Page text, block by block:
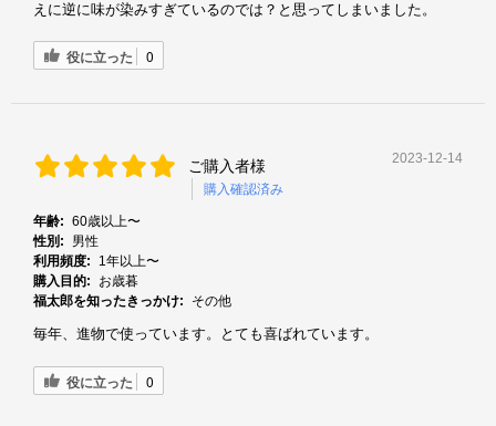
えに逆に味が染みすぎているのでは？と思ってしまいました。
役に立った 0
ご購入者様
購入確認済み
2023-12-14
年齢: 60歳以上〜
性別:
男性
利用頻度:
1年以上〜
購入目的:
お歳暮
福太郎を知ったきっかけ:
その他
毎年、進物で使っています。とても喜ばれています。
役に立った 0